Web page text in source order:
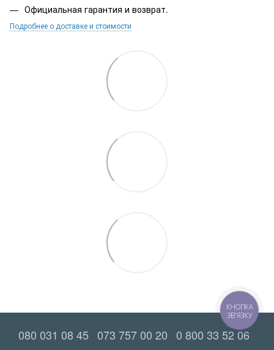
Официальная гарантия и возврат.
Подробнее о доставке и стоимости
080 031 08 45 073 757 00 20 0 800 33 52 06
КНОПКА
ЗВ'ЯЗКУ